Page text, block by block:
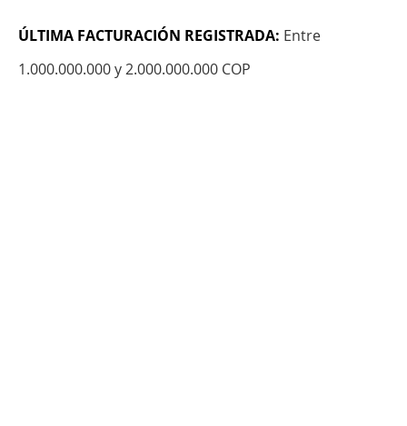
ÚLTIMA FACTURACIÓN REGISTRADA: Entre
1.000.000.000 y 2.000.000.000 COP